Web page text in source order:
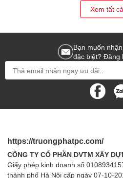
Xem tất cả
Bạn muốn
đặc biệt? Đăng
https://truongphatpc.com/
CÔNG TY CỔ PHẦN DVTM XÂY
Giấy phép kinh doanh số
thành phố Hà Nội cấp ngày 07-10-